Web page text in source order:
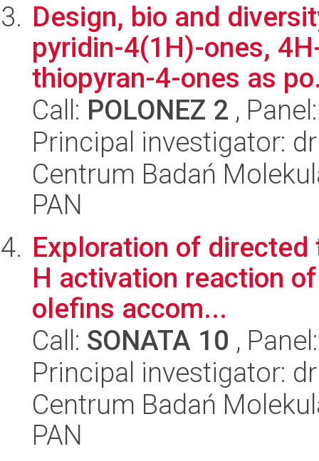
Design, bio and
pyridin-4(1H)-ones,
thiopyran-4-ones as
Call: POLONEZ 2 ,
Principal investigator:
Centrum Badań
PAN
Exploration of
H activation reaction
olefins accom...
Call: SONATA 10 ,
Principal investigator:
Centrum Badań
PAN